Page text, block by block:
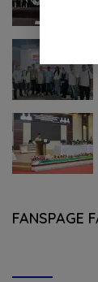
FANSPAGE